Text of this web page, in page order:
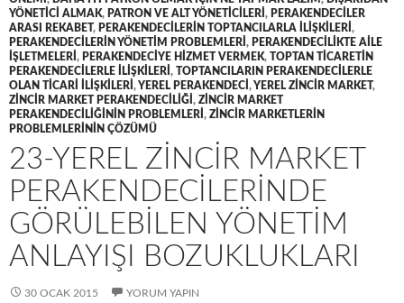
YÖNETICI ALMAK, PATRON VE ALT YÖNETICILERI , PERAKENDECILER
ARASI REKABET, PERAKENDECILERIN TOPTANCILARLA ILIŞKILERI ,
PERAKENDECILERIN YÖNETIM PROBLEMLERI , PERAKENDECILIKTE AILE
IŞLETMELERI , PERAKENDECIYE HIZMET VERMEK, TOPTAN TICARETIN
PERAKENDECILERLE ILIŞKILERI , TOPTANCILARIN PERAKENDECILERLE
OLAN TICARI ILIŞKILERI ,YEREL PERAKENDECI ,YEREL ZINCIR MARKET,
ZINCIR MARKET PERAKENDECILIĞI , ZINCIR MARKET
PERAKENDECILIĞININ PROBLEMLERI , ZINCIR MARKETLERIN
PROBLEMLERININ ÇÖZÜMÜ
23-YEREL ZINCIR MARKET
PERAKENDECILERINDE
GÖRÜLEBILEN YÖNETIM
ANLAYIŞI BOZUKLUKLARI
30 OCAK 2015 YORUM YAPIN